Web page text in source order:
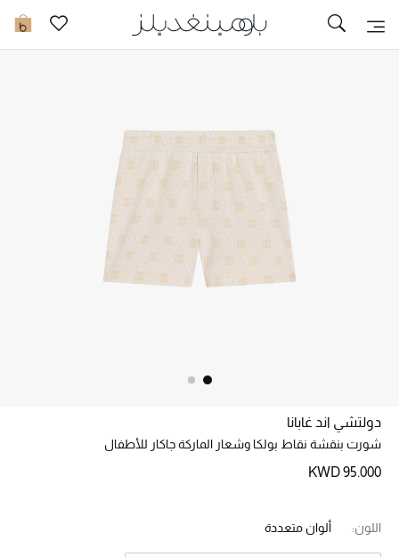
0 تخفيضات
خصم حتى 70%
تسوقوا الآن
ما وصلنا حديثاً
دولتشي اند غابانا
شورت بنقشة نقاط بولكا وشعار الماركة جاكار للأطفال
KWD 95.000
اللون: ألوان متعددة